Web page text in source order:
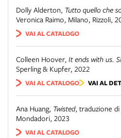
Dolly Alderton, Tutto quello che
Veronica Raimo, Milano, Rizzoli,
VAI AL CATALOGO
Colleen Hoover, It ends with us.
Sperling & Kupfer, 2022
VAI AL CATALOGO VAI AL
Ana Huang, Twisted, traduzione
Mondadori, 2023
VAI AL CATALOGO